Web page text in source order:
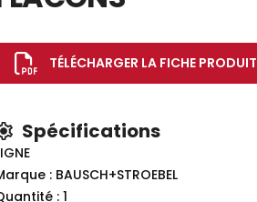
TÉLÉCHARGER LA FICHE PRODUIT
Spécifications
: BAUSCH+STROEBEL
: 1